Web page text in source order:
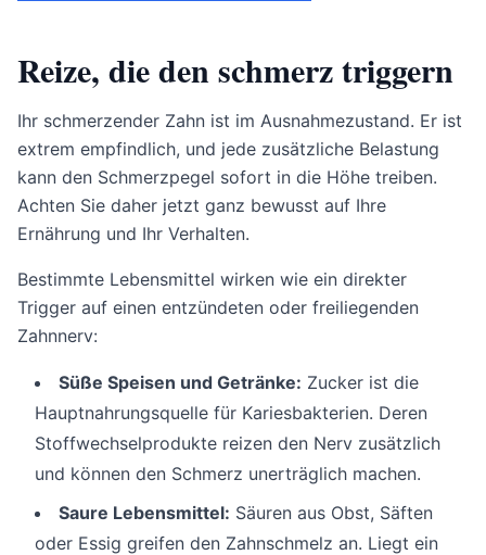
Reize, die den schmerz triggern
Ihr schmerzender Zahn ist im Ausnahmezustand. Er ist
extrem empfindlich, und jede zusätzliche Belastung
kann den Schmerzpegel sofort in die Höhe treiben.
Achten Sie daher jetzt ganz bewusst auf Ihre
Ernährung und Ihr Verhalten.
Bestimmte Lebensmittel wirken wie ein direkter
Trigger auf einen entzündeten oder freiliegenden
Zahnnerv:
Süße Speisen und Getränke: Zucker ist die
Hauptnahrungsquelle für Kariesbakterien. Deren
Stoffwechselprodukte reizen den Nerv zusätzlich
und können den Schmerz unerträglich machen.
Saure Lebensmittel: Säuren aus Obst, Säften
oder Essig greifen den Zahnschmelz an. Liegt ein